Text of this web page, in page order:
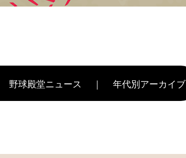
野球殿堂ニュース 年代別アーカイブ